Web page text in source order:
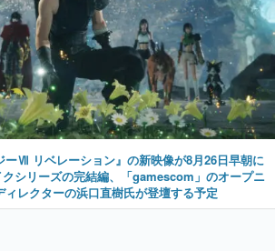
ーⅦ リベレーション』の新映像が8月26日早朝に
シリーズの完結編、「gamescom」のオープニ
レクターの浜口直樹氏が登壇する予定